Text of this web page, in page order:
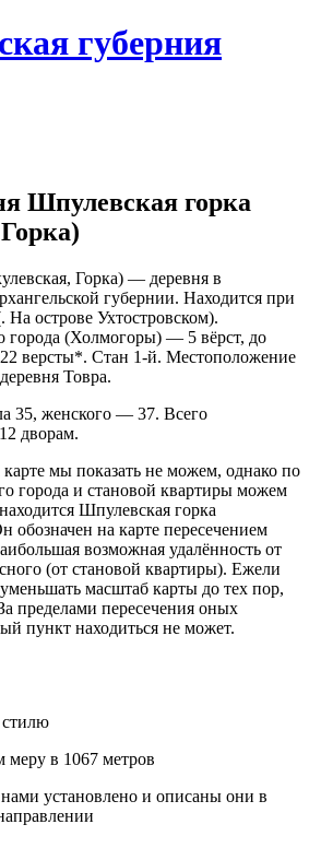
губерния
Шпулевская горка
Горка) — деревня в
губернии. Находится при
острове Ухтостровском).
города (Холмогоры) — 5 вёрст, до
версты*. Стан 1-й. Местоположение
Товра.
35, женского — 37. Всего
дворам.
мы показать не можем, однако по
города и становой квартиры можем
Шпулевская горка
обозначен на карте пересечением
возможная удалённость от
(от становой квартиры). Ежели
масштаб карты до тех пор,
пределами пересечения оных
пункт находиться не может.
меру в 1067 метров
установлено и описаны они в